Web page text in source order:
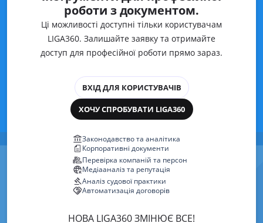
роботи з документом.
Ці можливості доступні тільки користувачам
LIGA360. Залишайте заявку та отримайте
доступ для професійної роботи прямо зараз.
ВХІД ДЛЯ КОРИСТУВАЧІВ
ХОЧУ СПРОБУВАТИ LIGA360
Законодавство та аналітика
Корпоративні документи
Перевірка компаній та персон
Медіааналіз та репутація
Аналіз судової практики
Автоматизація договорів
НОВА LIGA360 ЗМІНЮЄ ВСЕ!